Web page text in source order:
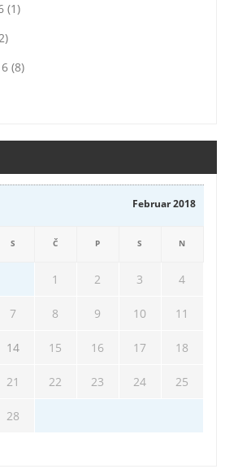
(1)
(8)
Februar 2018
S Č P S N
1 2 3 4
7 8 9 10 11
14 15 16 17 18
21 22 23 24 25
28